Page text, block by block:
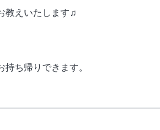
教えいたします♫
ち帰りできます。